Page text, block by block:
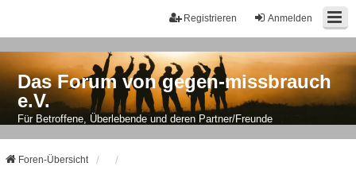
Anmelden
Registrieren
Das Forum von gegen-missbrauch
e.V.
Für Betroffene, Überlebende und deren Partner/Freunde
Foren-Übersicht